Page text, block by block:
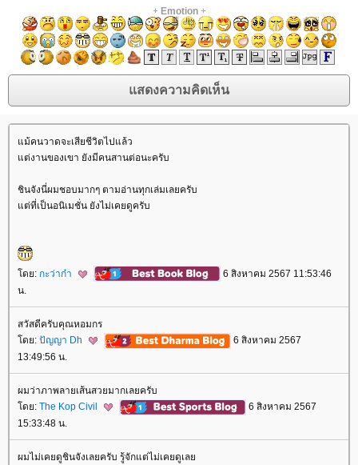
+ Emotion+
ม้คนวาดจะเสียชีวิตไปแล้ว
ต่งานของเขา ยังมีคนสานต่อนะครับ
ชินจังนี่ผมชอบมากๆ ตามอ่านทุกเล่มเลยครับ
ต่ที่เป็นอนิเมชั่น ยังไม่เคยดูครับ
ดย: กะว่าก๋า
6 สิงหาคม 2567 11:53:46
น.
สวัสดีครับคุณหอมกร
ดย: ปัญญา Dh
6 สิงหาคม 2567
13:49:56 น.
ผมว่าภาพลายเส้นสวยมากเลยครับ
ดย: The Kop Civil
6 สิงหาคม 2567
15:33:48 น.
ผมไม่เคยดูชินจังเลยครับ รู้จักแต่ไม่เคยดูเล